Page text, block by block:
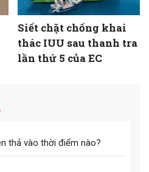
Siết chặt chống khai
thác IUU sau thanh tra
lần thứ 5 của EC
thả vào thời điểm nào?